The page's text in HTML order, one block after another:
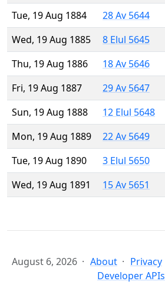
Tue, 19 Aug 1884
28 Av 5644
Wed, 19 Aug 1885
8 Elul 5645
Thu, 19 Aug 1886
18 Av 5646
Fri, 19 Aug 1887
29 Av 5647
Sun, 19 Aug 1888
12 Elul 5648
Mon, 19 Aug 1889
22 Av 5649
Tue, 19 Aug 1890
3 Elul 5650
Wed, 19 Aug 1891
15 Av 5651
August 6, 2026 About Privacy
Developer APIs